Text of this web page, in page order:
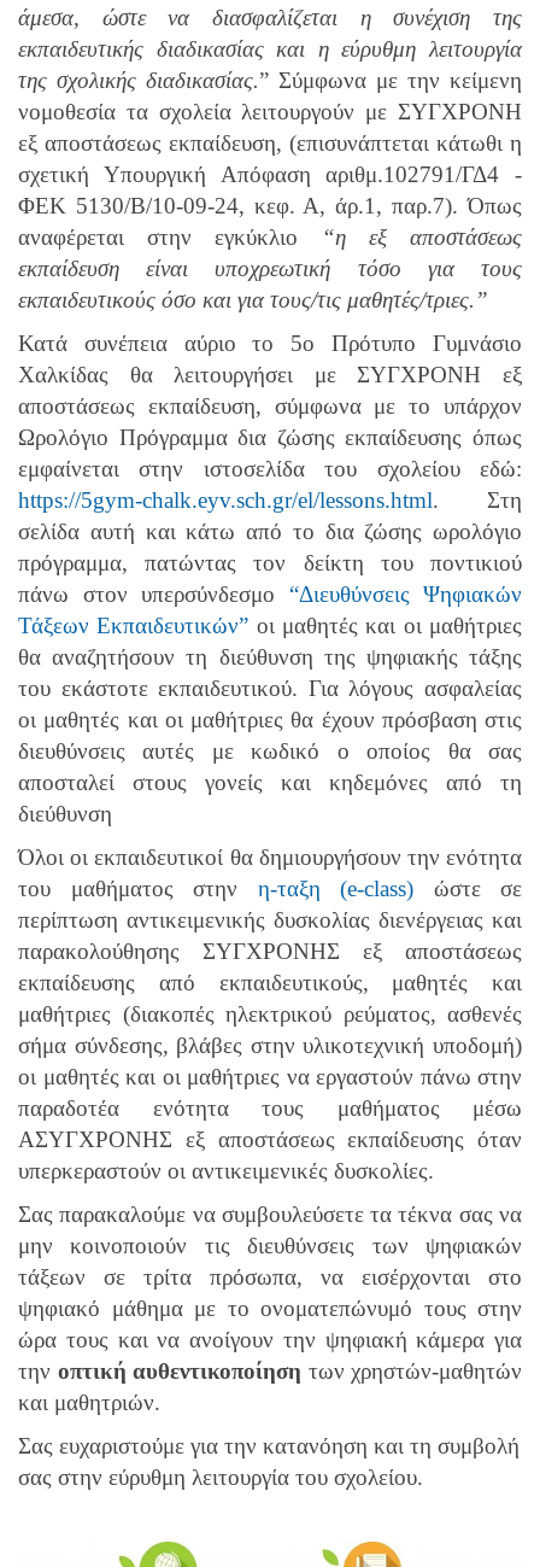
άμεσα, ώστε να διασφαλίζεται η συνέχιση της
εκπαιδευτικής διαδικασίας και η εύρυθμη λειτουργία
της σχολικής διαδικασίας.” Σύμφωνα με την κείμενη
νομοθεσία τα σχολεία λειτουργούν με ΣΥΓΧΡΟΝΗ
εξ αποστάσεως εκπαίδευση, (επισυνάπτεται κάτωθι η
σχετική Υπουργική Απόφαση αριθμ.102791/ΓΔ4 -
ΦΕΚ 5130/Β/10-09-24, κεφ. Α, άρ.1, παρ.7). Όπως
αναφέρεται στην εγκύκλιο “η εξ αποστάσεως
εκπαίδευση είναι υποχρεωτική τόσο για τους
εκπαιδευτικούς όσο και για τους/τις μαθητές/τριες.”
Κατά συνέπεια αύριο το 5ο Πρότυπο Γυμνάσιο
Χαλκίδας θα λειτουργήσει με ΣΥΓΧΡΟΝΗ εξ
αποστάσεως εκπαίδευση, σύμφωνα με το υπάρχον
Ωρολόγιο Πρόγραμμα δια ζώσης εκπαίδευσης όπως
εμφαίνεται στην ιστοσελίδα του σχολείου εδώ:
https://5gym-chalk.eyv.sch.gr/el/lessons.html. Στη
σελίδα αυτή και κάτω από το δια ζώσης ωρολόγιο
πρόγραμμα, πατώντας τον δείκτη του ποντικιού
πάνω στον υπερσύνδεσμο “Διευθύνσεις Ψηφιακών
Τάξεων Εκπαιδευτικών” οι μαθητές και οι μαθήτριες
θα αναζητήσουν τη διεύθυνση της ψηφιακής τάξης
του εκάστοτε εκπαιδευτικού. Για λόγους ασφαλείας
οι μαθητές και οι μαθήτριες θα έχουν πρόσβαση στις
διευθύνσεις αυτές με κωδικό ο οποίος θα σας
αποσταλεί στους γονείς και κηδεμόνες από τη
διεύθυνση
Όλοι οι εκπαιδευτικοί θα δημιουργήσουν την ενότητα
του μαθήματος στην η-ταξη (e-class) ώστε σε
περίπτωση αντικειμενικής δυσκολίας διενέργειας και
παρακολούθησης ΣΥΓΧΡΟΝΗΣ εξ αποστάσεως
εκπαίδευσης από εκπαιδευτικούς, μαθητές και
μαθήτριες (διακοπές ηλεκτρικού ρεύματος, ασθενές
σήμα σύνδεσης, βλάβες στην υλικοτεχνική υποδομή)
οι μαθητές και οι μαθήτριες να εργαστούν πάνω στην
παραδοτέα ενότητα τους μαθήματος μέσω
ΑΣΥΓΧΡΟΝΗΣ εξ αποστάσεως εκπαίδευσης όταν
υπερκεραστούν οι αντικειμενικές δυσκολίες.
Σας παρακαλούμε να συμβουλεύσετε τα τέκνα σας να
μην κοινοποιούν τις διευθύνσεις των ψηφιακών
τάξεων σε τρίτα πρόσωπα, να εισέρχονται στο
ψηφιακό μάθημα με το ονοματεπώνυμό τους στην
ώρα τους και να ανοίγουν την ψηφιακή κάμερα για
την οπτική αυθεντικοποίηση των χρηστών-μαθητών
και μαθητριών.
Σας ευχαριστούμε για την κατανόηση και τη συμβολή
σας στην εύρυθμη λειτουργία του σχολείου.